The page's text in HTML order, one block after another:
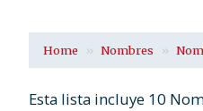
Home Nombres
Esta lista incluye 10